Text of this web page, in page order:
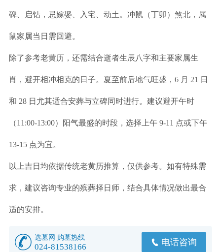
碑、启钻，忌嫁娶、入宅、动土。冲鼠（丁卯）煞北，属
鼠家属当日需回避。
除了参考老黄历，还需结合逝者生辰八字和主要家属生
肖，避开相冲相克的日子。夏至前后地气旺盛，6 月 21 日
和 28 日尤其适合安葬与立碑同时进行。建议避开午时
（11:00-13:00）阳气最盛的时段，选择上午 9-11 点或下午
13-15 点为宜。
以上吉日均依据传统老黄历推算，仅供参考。如有特殊需
求，建议咨询专业的殡葬择日师，结合具体情况做出最合
适的安排。
选墓网 购墓热线
024-81538166 电话咨询